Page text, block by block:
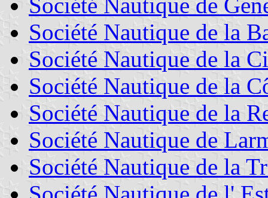
Société Nautique de la
Société Nautique de la
Société Nautique de la
Société Nautique de la
Société Nautique de
Société Nautique de la